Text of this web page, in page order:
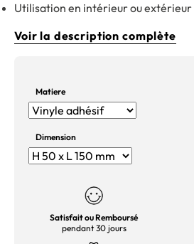
Utilisation en intérieur ou
Voir la description complète
Matiere
Dimension
Satisfait ou Remboursé
pendant 30 jours